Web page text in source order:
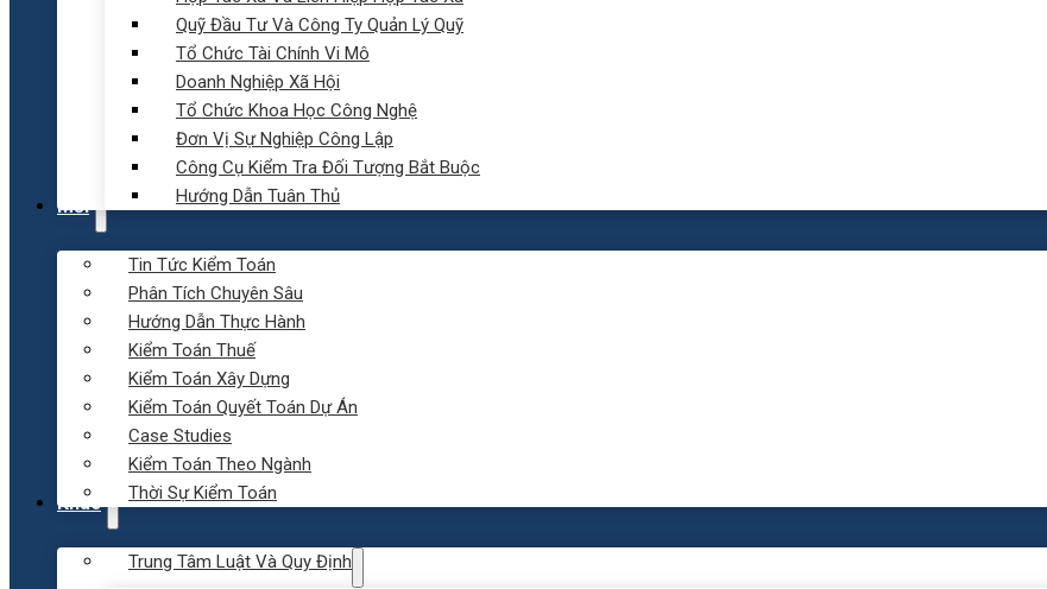
Quỹ Đầu Tư Và Công Ty Quản Lý Quỹ
Tổ Chức Tài Chính Vi Mô
Doanh Nghiệp Xã Hội
Tổ Chức Khoa Học Công Nghệ
Đơn Vị Sự Nghiệp Công Lập
Công Cụ Kiểm Tra Đối Tượng Bắt Buộc
Hướng Dẫn Tuân Thủ
Mới
Tin Tức Kiểm Toán
Phân Tích Chuyên Sâu
Hướng Dẫn Thực Hành
Kiểm Toán Thuế
Kiểm Toán Xây Dựng
Kiểm Toán Quyết Toán Dự Án
Case Studies
Kiểm Toán Theo Ngành
Thời Sự Kiểm Toán
Khác
Trung Tâm Luật Và Quy Định